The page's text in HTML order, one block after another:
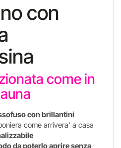
con
come in
con brillantini
come arrivera' a casa
da poterlo aprire senza